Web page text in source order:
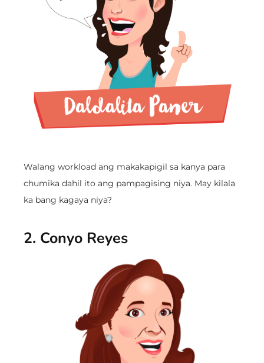
Walang workload ang makakapigil sa kanya para
chumika dahil ito ang pampagising niya. May kilala
ka bang kagaya niya?
2. Conyo Reyes